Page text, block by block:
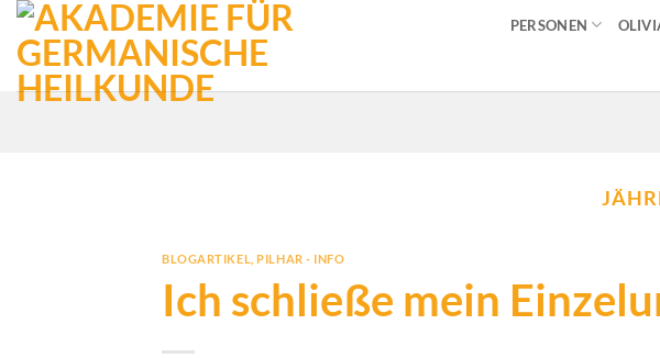
Zum
Inhalt
springen
PERSONEN
BLOGARTIKEL ,PILHAR - INFO
Ich schließe mein